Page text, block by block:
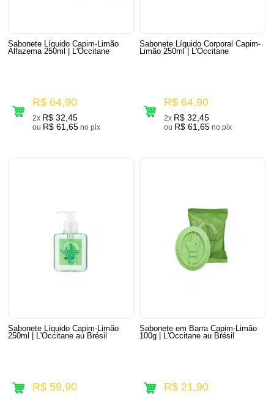
Sabonete Líquido Capim-Limão
Alfazema 250ml | L'Occitane
R$ 64,90
2x R$ 32,45
ou R$ 61,65 no pix
Sabonete Líquido Corporal Capim-
Limão 250ml | L'Occitane
R$ 64,90
2x R$ 32,45
ou R$ 61,65 no pix
Sabonete Líquido Capim-Limão
250ml | L'Occitane au Brésil
R$ 59,90
Sabonete em Barra Capim-Limão
100g | L'Occitane au Brésil
R$ 21,90